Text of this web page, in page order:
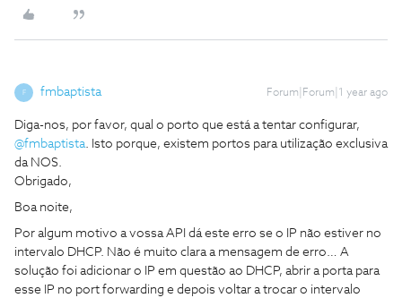
F fmbaptista Forum|Forum|1 year ago
Diga-nos, por favor, qual o porto que está a tentar configurar, ​
@fmbaptista. Isto porque, existem portos para utilização exclusiva
da NOS.
Obrigado,
Boa noite,
Por algum motivo a vossa API dá este erro se o IP não estiver no
intervalo DHCP. Não é muito clara a mensagem de erro… A
solução foi adicionar o IP em questão ao DHCP, abrir a porta para
esse IP no port forwarding e depois voltar a trocar o intervalo